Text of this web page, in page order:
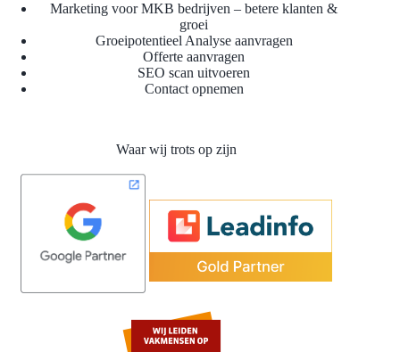
Marketing voor MKB bedrijven – betere klanten &
groei
Groeipotentieel Analyse aanvragen
Offerte aanvragen
SEO scan uitvoeren
Contact opnemen
Waar wij trots op zijn